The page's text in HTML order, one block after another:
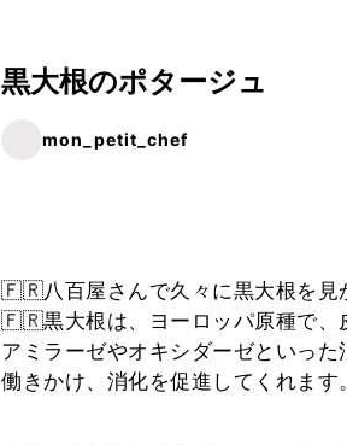
黒大根のポタージュ
mon_petit_chef
🇫🇷八百屋さんで久々に黒大根を見
🇫🇷黒大根は、ヨーロッパ原種で、
アミラーゼやオキシダーゼといっ
働きかけ、消化を促進してくれます